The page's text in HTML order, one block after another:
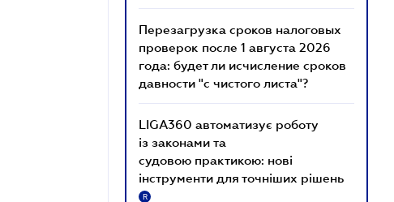
Перезагрузка сроков налоговых
проверок после 1 августа 2026
года: будет ли исчисление сроков
давности "с чистого листа"?
LIGA360 автоматизує роботу
із законами та
судовою практикою: нові
інструменти для точніших рішень
R